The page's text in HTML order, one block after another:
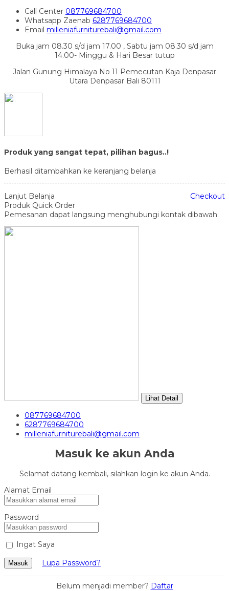
Call Center 087769684700
Whatsapp Zaenab 6287769684700
Email milleniafurniturebali@gmail.com
Buka jam 08.30 s/d jam 17.00 , Sabtu jam 08.30 s/d jam
14.00- Minggu & Hari Besar tutup
Jalan Gunung Himalaya No 11 Pemecutan Kaja Denpasar
Utara Denpasar Bali 80111
Produk yang sangat tepat, pilihan bagus..!
Berhasil ditambahkan ke keranjang belanja
Lanjut Belanja
Checkout
Produk Quick Order
Pemesanan dapat langsung menghubungi kontak dibawah:
Lihat Detail
087769684700
6287769684700
milleniafurniturebali@gmail.com
Masuk ke akun Anda
Selamat datang kembali, silahkan login ke akun Anda.
Alamat Email
Password
Ingat Saya
Masuk Lupa Password?
Belum menjadi member? Daftar